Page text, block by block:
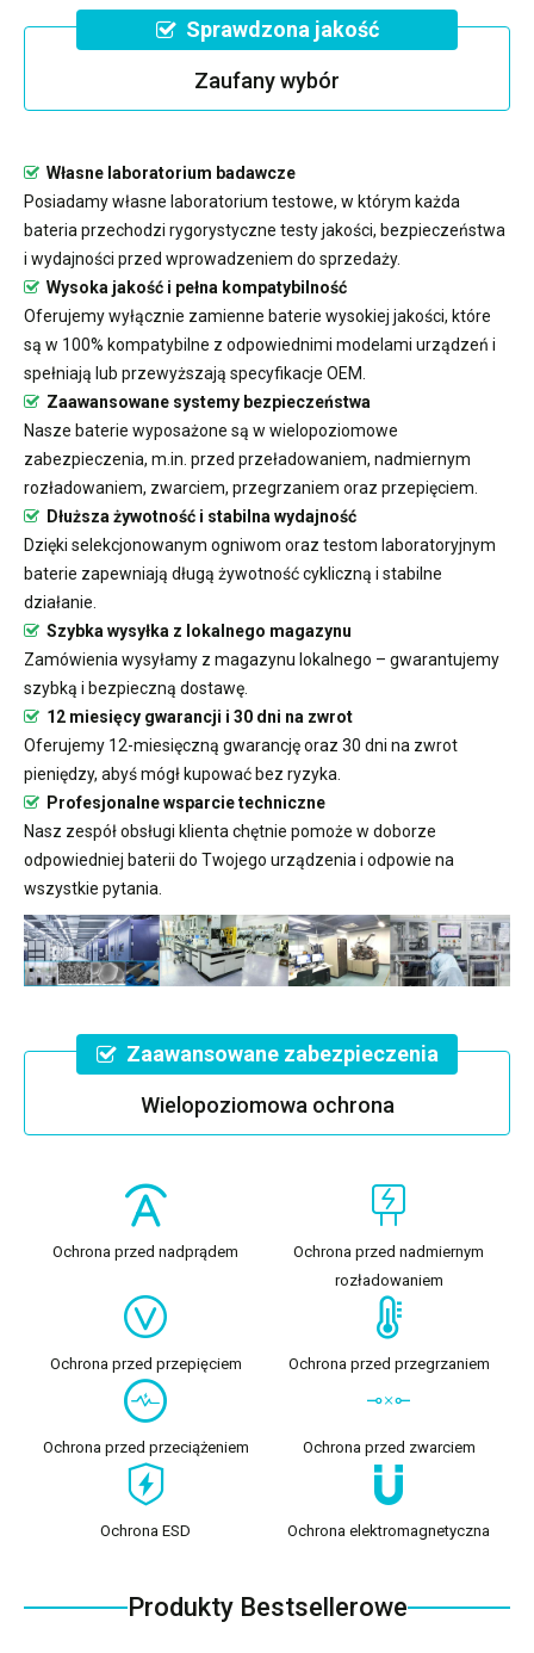
Sprawdzona jakość
Zaufany wybór
Własne laboratorium badawcze
Posiadamy własne laboratorium testowe, w którym każda
bateria przechodzi rygorystyczne testy jakości, bezpieczeństwa
i wydajności przed wprowadzeniem do sprzedaży.
Wysoka jakość i pełna kompatybilność
Oferujemy wyłącznie zamienne baterie wysokiej jakości, które
są w 100% kompatybilne z odpowiednimi modelami urządzeń i
spełniają lub przewyższają specyfikacje OEM.
Zaawansowane systemy bezpieczeństwa
Nasze baterie wyposażone są w wielopoziomowe
zabezpieczenia, m.in. przed przeładowaniem, nadmiernym
rozładowaniem, zwarciem, przegrzaniem oraz przepięciem.
Dłuższa żywotność i stabilna wydajność
Dzięki selekcjonowanym ogniwom oraz testom laboratoryjnym
baterie zapewniają długą żywotność cykliczną i stabilne
działanie.
Szybka wysyłka z lokalnego magazynu
Zamówienia wysyłamy z magazynu lokalnego – gwarantujemy
szybką i bezpieczną dostawę.
12 miesięcy gwarancji i 30 dni na zwrot
Oferujemy 12-miesięczną gwarancję oraz 30 dni na zwrot
pieniędzy, abyś mógł kupować bez ryzyka.
Profesjonalne wsparcie techniczne
Nasz zespół obsługi klienta chętnie pomoże w doborze
odpowiedniej baterii do Twojego urządzenia i odpowie na
wszystkie pytania.
Zaawansowane zabezpieczenia
Wielopoziomowa ochrona
Ochrona przed nadprądem
Ochrona przed nadmiernym
rozładowaniem
Ochrona przed przepięciem Ochrona przed przegrzaniem
Ochrona przed przeciążeniem Ochrona przed zwarciem
Ochrona ESD Ochrona elektromagnetyczna
Produkty Bestsellerowe